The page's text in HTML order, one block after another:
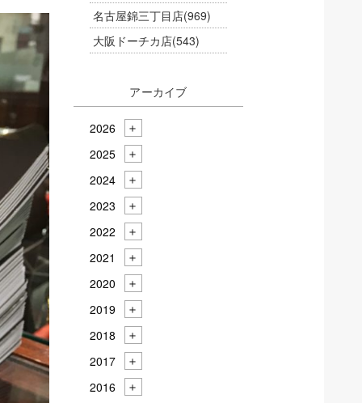
名古屋錦三丁目店(969)
大阪ドーチカ店(543)
アーカイブ
2026
2025
2024
2023
2022
2021
2020
2019
2018
2017
2016